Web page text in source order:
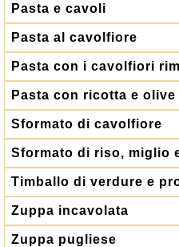
Pasta e cavoli
Pasta al cavolfiore
Pasta con i cavolfiori
Pasta con ricotta e olive
Sformato di cavolfiore
Sformato di riso, miglio
Timballo di verdure e
Zuppa incavolata
Zuppa pugliese